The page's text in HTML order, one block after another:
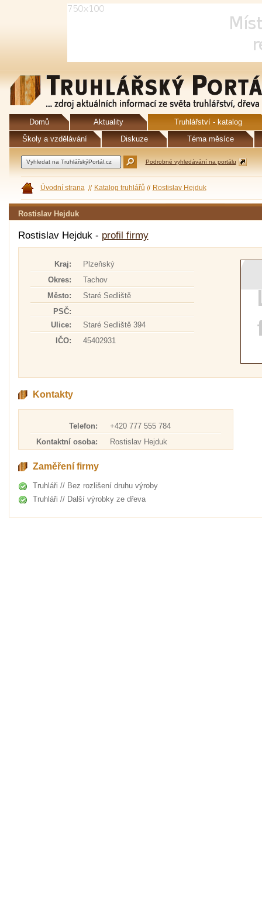
Domů Aktuality
Truhlářství - katalog
Školy a vzdělávání
Diskuze Téma měsíce
Podrobné vyhledávání na portálu
Úvodní strana Katalog truhlářů Rostislav Hejduk
Rostislav Hejduk
Rostislav Hejduk - profil firmy
Kraj:
Plzeňský
Okres:
Tachov
Město:
Staré Sedliště
PSČ:
Ulice:
Staré Sedliště 394
IČO:
45402931
Kontakty
Telefon:
+420 777 555 784
Kontaktní osoba:
Rostislav Hejduk
Zaměření firmy
Truhláři // Bez rozlišení druhu výroby
Truhláři // Další výrobky ze dřeva